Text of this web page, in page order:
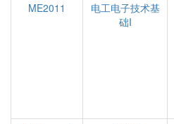
ME2011
电工电子技术基
础I